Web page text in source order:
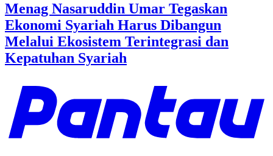
Menag Nasaruddin Umar Tegaskan
Ekonomi Syariah Harus Dibangun
Melalui Ekosistem Terintegrasi dan
Kepatuhan Syariah